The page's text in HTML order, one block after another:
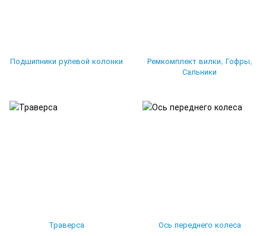
Подшипники рулевой колонки
Ремкомплект вилки, Гофры,
Сальники
Траверса Ось переднего колеса